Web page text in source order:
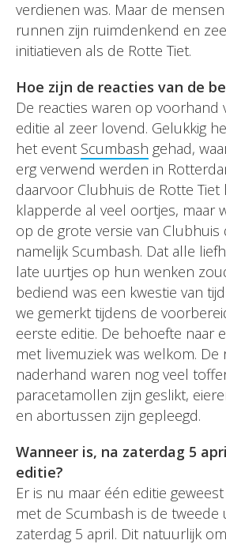
verdienen was. Maar de
runnen zijn ruimdenkend en
initiatieven als de Rotte Tiet.
Hoe zijn de reacties van de
De reacties waren op voorhand
editie al zeer lovend. Gelukkig
het event Scumbash gehad,
erg verwend werden in
daarvoor Clubhuis de Rotte Tiet
klapperde al veel oortjes, maar
op de grote versie van Clubhuis
namelijk Scumbash. Dat alle
late uurtjes op hun wenken
bediend was een kwestie van
we gemerkt tijdens de
eerste editie. De behoefte naar
met livemuziek was welkom. De
naderhand waren nog veel
paracetamollen zijn geslikt,
en abortussen zijn gepleegd.
Wanneer is, na zaterdag 5
editie?
Er is nu maar één editie
met de Scumbash is de tweede
zaterdag 5 april. Dit natuurlijk